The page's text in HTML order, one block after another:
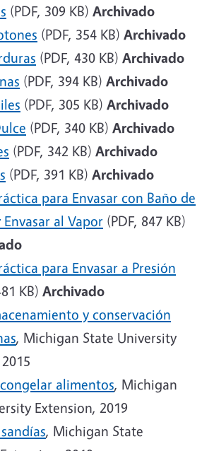
(PDF, 309 KB) Archivado
(PDF, 354 KB) Archivado
(PDF, 430 KB) Archivado
(PDF, 394 KB) Archivado
(PDF, 305 KB) Archivado
(PDF, 340 KB) Archivado
(PDF, 342 KB) Archivado
(PDF, 391 KB) Archivado
para Envasar con Baño de
al Vapor (PDF, 847 KB)
para Envasar a Presión
KB) Archivado
y conservación
, Michigan State University
alimentos, Michigan
Extension, 2019
, Michigan State